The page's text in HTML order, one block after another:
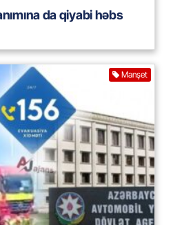
da qiyabi həbs
Manşet